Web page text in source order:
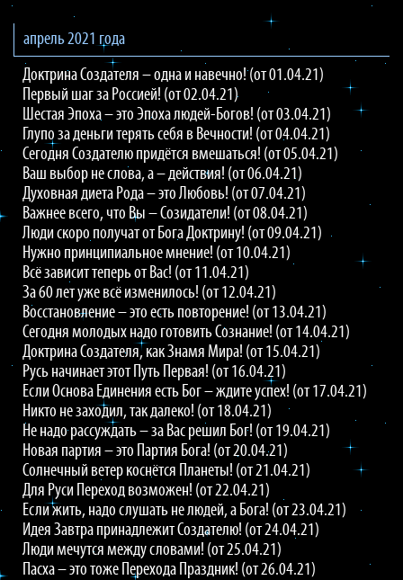
апрель 2021 года
Доктрина Создателя – одна и навечно! (от 01.04.21)
Первый шаг за Россией! (от 02.04.21)
Шестая Эпоха – это Эпоха людей-Богов! (от 03.04.21)
Глупо за деньги терять себя в Вечности! (от 04.04.21)
Сегодня Создателю придётся вмешаться! (от 05.04.21)
Ваш выбор не слова, а – действия! (от 06.04.21)
Духовная диета Рода – это Любовь! (от 07.04.21)
Важнее всего, что Вы – Созидатели! (от 08.04.21)
Люди скоро получат от Бога Доктрину! (от 09.04.21)
Нужно принципиальное мнение! (от 10.04.21)
Всё зависит теперь от Вас! (от 11.04.21)
За 60 лет уже всё изменилось! (от 12.04.21)
Восстановление – это есть повторение! (от 13.04.21)
Сегодня молодых надо готовить Сознание! (от 14.04.21)
Доктрина Создателя, как Знамя Мира! (от 15.04.21)
Русь начинает этот Путь Первая! (от 16.04.21)
Если Основа Единения есть Бог – ждите успех! (от 17.04.21)
Никто не заходил, так далеко! (от 18.04.21)
Не надо рассуждать – за Вас решил Бог! (от 19.04.21)
Новая партия – это Партия Бога! (от 20.04.21)
Солнечный ветер коснётся Планеты! (от 21.04.21)
Для Руси Переход возможен! (от 22.04.21)
Если жить, надо слушать не людей, а Бога! (от 23.04.21)
Идея Завтра принадлежит Создателю! (от 24.04.21)
Люди мечутся между словами! (от 25.04.21)
Пасха – это тоже Перехода Праздник! (от 26.04.21)